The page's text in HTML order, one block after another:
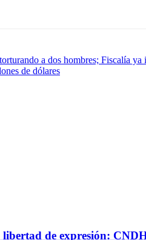
a dos hombres; Fiscalía ya
de dólares
de expresión: